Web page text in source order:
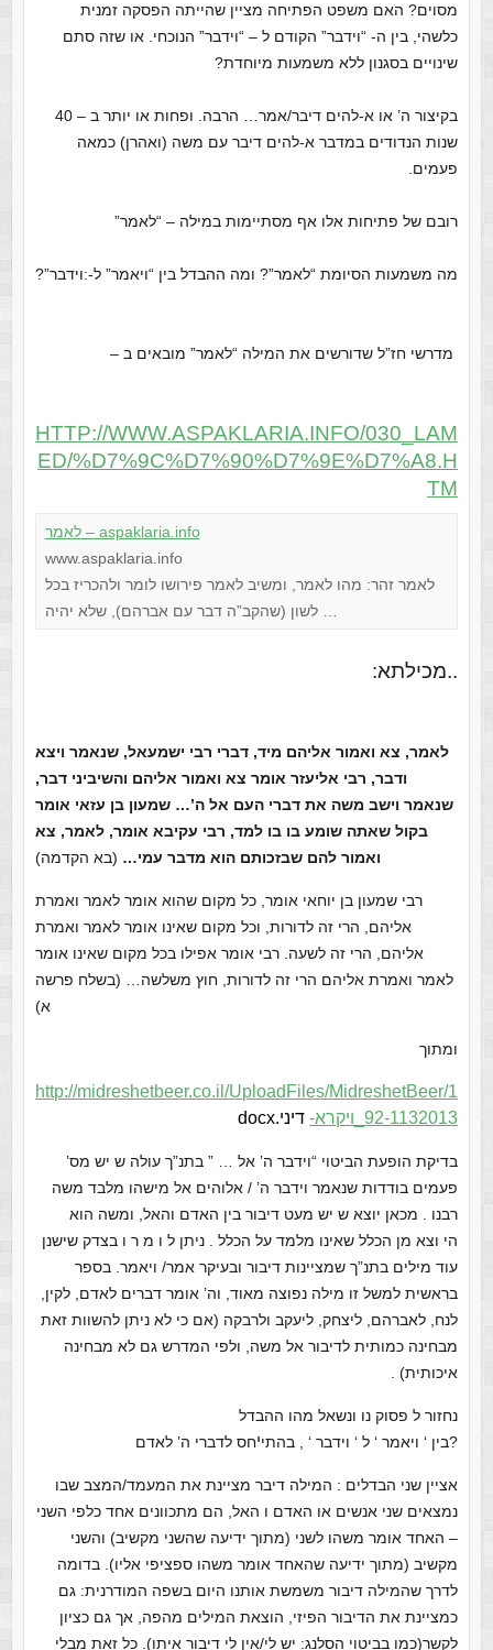
מסוים? האם משפט הפתיחה מציין שהייתה הפסקה זמנית
כלשהי, בין ה- “וידבר” הקודם ל – “וידבר” הנוכחי. או שזה סתם
שינויים בסגנון ללא משמעות מיוחדת?
בקיצור ה’ או א-להים דיבר/אמר… הרבה. ופחות או יותר ב – 40
שנות הנדודים במדבר א-להים דיבר עם משה (ואהרן) כמאה
פעמים.
רובם של פתיחות אלו אף מסתיימות במילה – “לאמר”
מה משמעות הסיומת “לאמר”? ומה ההבדל בין “ויאמר” ל-:וידבר”?
מדרשי חז”ל שדורשים את המילה “לאמר” מובאים ב –
HTTP://WWW.ASPAKLARIA.INFO/030_LAM
ED/%D7%9C%D7%90%D7%9E%D7%A8.H
TM
לאמר – aspaklaria.info
www.aspaklaria.info
לאמר זהר: מהו לאמר, ומשיב לאמר פירושו לומר ולהכריז בכל
לשון (שהקב”ה דבר עם אברהם), שלא יהיה …
..מכילתא:
לאמר, צא ואמור אליהם מיד, דברי רבי ישמעאל, שנאמר ויצא
ודבר, רבי אליעזר אומר צא ואמור אליהם והשיביני דבר,
שנאמר וישב משה את דברי העם אל ה’… שמעון בן עזאי אומר
בקול שאתה שומע בו בו למד, רבי עקיבא אומר, לאמר, צא
ואמור להם שבזכותם הוא מדבר עמי… (בא הקדמה)
רבי שמעון בן יוחאי אומר, כל מקום שהוא אומר לאמר ואמרת
אליהם, הרי זה לדורות, וכל מקום שאינו אומר לאמר ואמרת
אליהם, הרי זה לשעה. רבי אומר אפילו בכל מקום שאינו אומר
לאמר ואמרת אליהם הרי זה לדורות, חוץ משלשה… (בשלח פרשה
א)
ומתוך
http://midreshetbeer.co.il/UploadFiles/MidreshetBeer/1
92-1132013_ויקרא-
דיני.docx
בדיקת הופעת הביטוי “וידבר ה’ אל … ” בתנ”ך עולה ש יש מס’
פעמים בודדות שנאמר וידבר ה’ / אלוהים אל מישהו מלבד משה
רבנו . מכאן יוצא ש יש מעט דיבור בין האדם והאל, ומשה הוא
הי וצא מן הכלל שאינו מלמד על הכלל . ניתן ל ו מ ר ו בצדק שישנן
עוד מילים בתנ”ך שמציינות דיבור ובעיקר אמר/ ויאמר. בספר
בראשית למשל זו מילה נפוצה מאוד, וה’ אומר דברים לאדם, לקין,
לנח, לאברהם, ליצחק, ליעקב ולרבקה (אם כי לא ניתן להשוות זאת
מבחינה כמותית לדיבור אל משה, ולפי המדרש גם לא מבחינה
איכותית) .
נחזור ל פסוק נו ונשאל מהו ההבדל
בין ‘ ויאמר ‘ ל ‘ וידבר ‘ בהתיי חס לדברי ה’ לאדם?
אציין שני הבדלים : המילה דיבר מציינת את המעמד/המצב שבו
נמצאים שני אנשים או האדם ו האל, הם מתכוונים אחד כלפי השני
– האחד אומר משהו לשני (מתוך ידיעה שהשני מקשיב) והשני
מקשיב (מתוך ידיעה שהאחד אומר משהו ספציפי אליו). בדומה
לדרך שהמילה דיבור משמשת אותנו היום בשפה המודרנית: גם
כמציינת את הדיבור הפיזי, הוצאת המילים מהפה, אך גם כציון
לקשר(כמו בביטוי הסלנג: יש לי/אין לי דיבור איתו). כל זאת מבלי